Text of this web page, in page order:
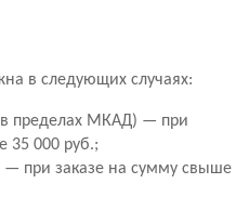
в следующих случаях:
пределах МКАД) — при
35 000 руб.;
— при заказе на сумму свыше